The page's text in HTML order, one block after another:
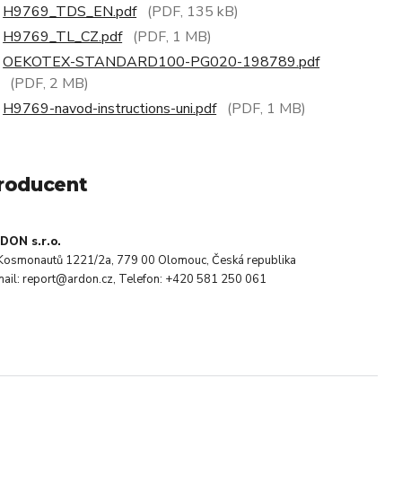
H9769_TDS_EN.pdf (PDF, 135 kB)
H9769_TL_CZ.pdf (PDF, 1 MB)
OEKOTEX-STANDARD100-PG020-198789.pdf
(PDF, 2 MB)
H9769-navod-instructions-uni.pdf (PDF, 1 MB)
s.r.o.
1221/2a, 779 00 Olomouc, Česká republika
report@ardon.cz, Telefon: +420 581 250 061